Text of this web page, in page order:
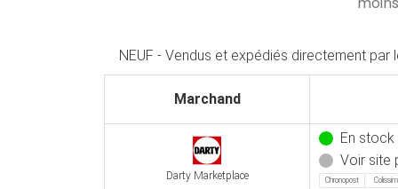
NEUF - Vendus et expédiés directement par
Marchand
Darty Marketplace
En stock
Voir site
Chronopost